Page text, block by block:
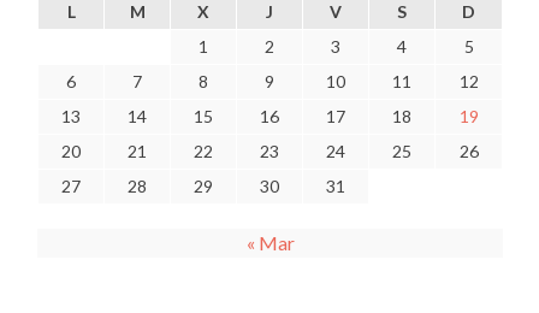
L M X J V S
D
1
2 3 4
5
6
7 8 9 10 11
12
13
14 15 16 17 18
19
20
21 22 23 24 25
26
27
28 29 30 31
« Mar